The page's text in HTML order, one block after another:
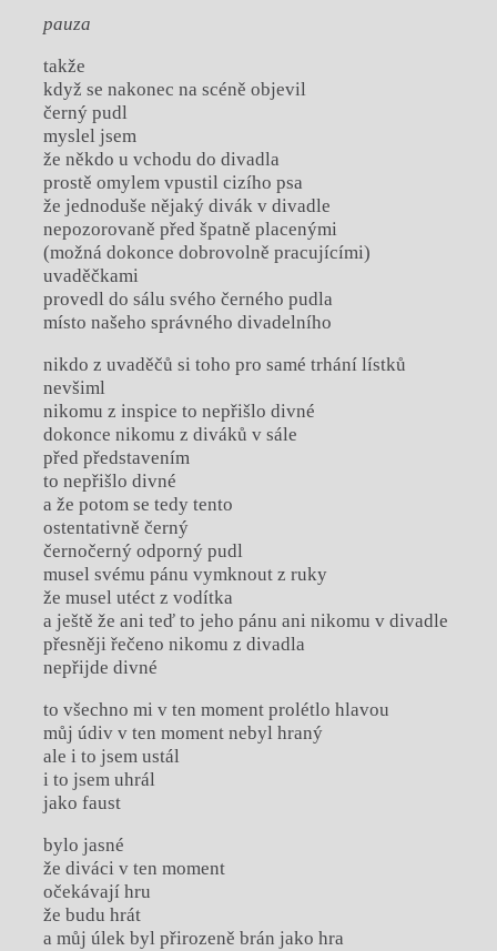
pauza
takže
když se nakonec na scéně objevil
černý pudl
myslel jsem
že někdo u vchodu do divadla
prostě omylem vpustil cizího psa
že jednoduše nějaký divák v divadle
nepozorovaně před špatně placenými
(možná dokonce dobrovolně pracujícími)
uvaděčkami
provedl do sálu svého černého pudla
místo našeho správného divadelního
nikdo z uvaděčů si toho pro samé trhání lístků
nevšiml
nikomu z inspice to nepřišlo divné
dokonce nikomu z diváků v sále
před představením
to nepřišlo divné
a že potom se tedy tento
ostentativně černý
černočerný odporný pudl
musel svému pánu vymknout z ruky
že musel utéct z vodítka
a ještě že ani teď to jeho pánu ani nikomu v divadle
přesněji řečeno nikomu z divadla
nepřijde divné
to všechno mi v ten moment prolétlo hlavou
můj údiv v ten moment nebyl hraný
ale i to jsem ustál
i to jsem uhrál
jako faust
bylo jasné
že diváci v ten moment
očekávají hru
že budu hrát
a můj úlek byl přirozeně brán jako hra